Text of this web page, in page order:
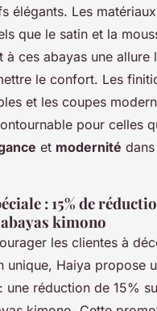
élégants. Les
que le satin et la
à ces abayas une allure
le confort. Les
et les coupes
pour celles
et modernité
: 15% de
kimono
les clientes à
unique, Haiya propose
une réduction de 15%